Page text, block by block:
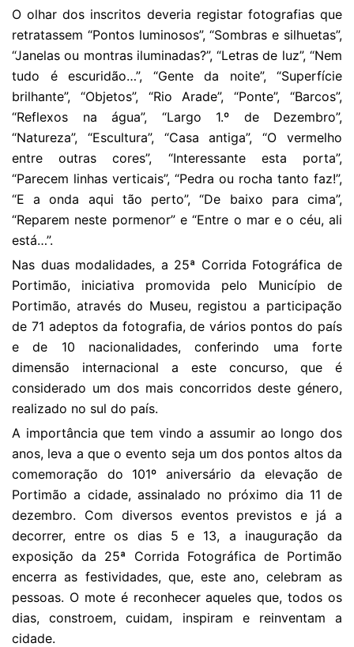
O olhar dos inscritos deveria registar fotografias que
retratassem “Pontos luminosos”, “Sombras e silhuetas”,
“Janelas ou montras iluminadas?”, “Letras de luz”, “Nem
tudo é escuridão…”, “Gente da noite”, “Superfície
brilhante”, “Objetos”, “Rio Arade”, “Ponte”, “Barcos”,
“Reflexos na água”, “Largo 1.º de Dezembro”,
“Natureza”, “Escultura”, “Casa antiga”, “O vermelho
entre outras cores”, “Interessante esta porta”,
“Parecem linhas verticais”, “Pedra ou rocha tanto faz!”,
“E a onda aqui tão perto”, “De baixo para cima”,
“Reparem neste pormenor” e “Entre o mar e o céu, ali
está…”.
Nas duas modalidades, a 25ª Corrida Fotográfica de
Portimão, iniciativa promovida pelo Município de
Portimão, através do Museu, registou a participação
de 71 adeptos da fotografia, de vários pontos do país
e de 10 nacionalidades, conferindo uma forte
dimensão internacional a este concurso, que é
considerado um dos mais concorridos deste género,
realizado no sul do país.
A importância que tem vindo a assumir ao longo dos
anos, leva a que o evento seja um dos pontos altos da
comemoração do 101º aniversário da elevação de
Portimão a cidade, assinalado no próximo dia 11 de
dezembro. Com diversos eventos previstos e já a
decorrer, entre os dias 5 e 13, a inauguração da
exposição da 25ª Corrida Fotográfica de Portimão
encerra as festividades, que, este ano, celebram as
pessoas. O mote é reconhecer aqueles que, todos os
dias, constroem, cuidam, inspiram e reinventam a
cidade.